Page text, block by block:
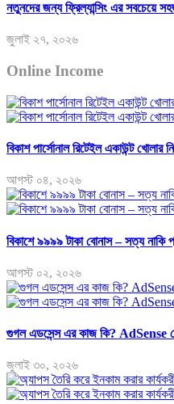
নতুনদের জন্য ফ্রিল্যান্সিং এর সবচেয়ে
জুলাই ২৭, ২০২৬
Online Income
বিকাশ পার্সোনাল রিটেইল একাউন্ট খোলার
আগস্ট ০৪, ২০২৬
বিকাশে ৯৯৯৯ টাকা বোনাস – সত্য
আগস্ট ০২, ২০২৬
গুগল এডসেন্স এর কাজ কি? AdSense
জুলাই ৩০, ২০২৬